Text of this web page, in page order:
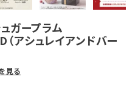
ガープラム
アシュレイアンドバー
見る